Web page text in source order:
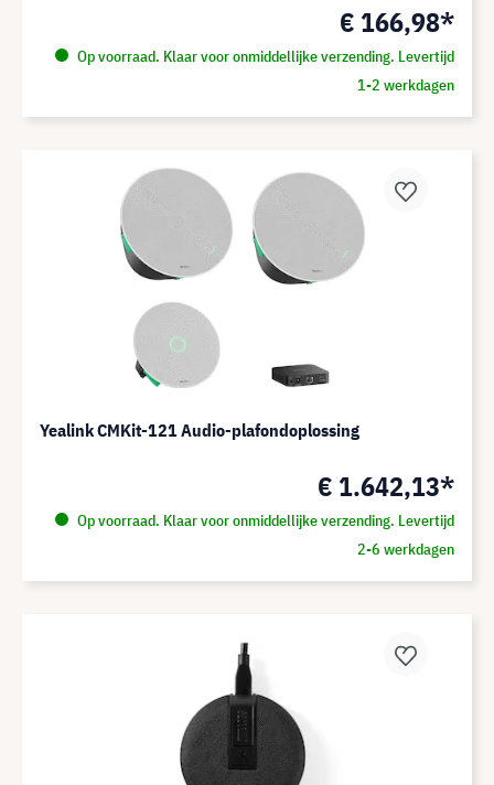
€ 166,98*
Op voorraad. Klaar voor onmiddellijke verzending. Levertijd
1-2 werkdagen
Yealink CMKit-121 Audio-plafondoplossing
€ 1.642,13*
Op voorraad. Klaar voor onmiddellijke verzending. Levertijd
2-6 werkdagen